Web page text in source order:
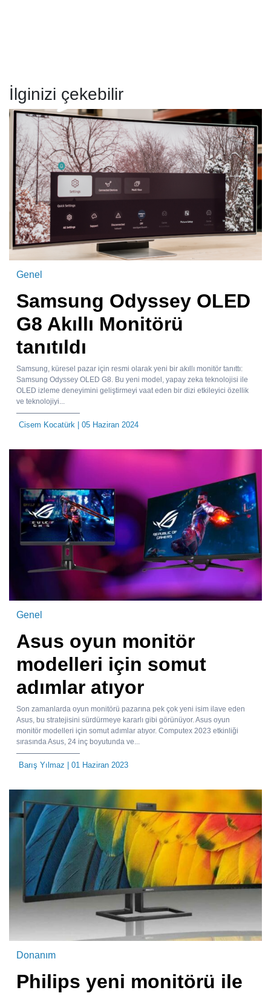
İlginizi çekebilir
Genel
Samsung Odyssey OLED
G8 Akıllı Monitörü
tanıtıldı
Samsung, küresel pazar için resmi olarak yeni bir akıllı monitör tanıttı:
Samsung Odyssey OLED G8. Bu yeni model, yapay zeka teknolojisi ile
OLED izleme deneyimini geliştirmeyi vaat eden bir dizi etkileyici özellik
ve teknolojiyi...
Cisem Kocatürk | 05 Haziran 2024
Genel
Asus oyun monitör
modelleri için somut
adımlar atıyor
Son zamanlarda oyun monitörü pazarına pek çok yeni isim ilave eden
Asus, bu stratejisini sürdürmeye kararlı gibi görünüyor. Asus oyun
monitör modelleri için somut adımlar atıyor. Computex 2023 etkinliği
sırasında Asus, 24 inç boyutunda ve...
Barış Yılmaz | 01 Haziran 2023
Donanım
Philips yeni monitörü ile